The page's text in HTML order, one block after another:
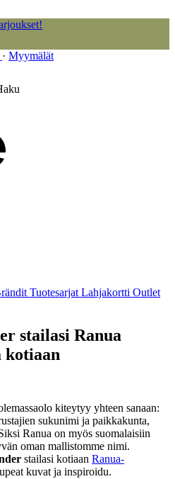
· Myymälät
Tuotesarjat Lahjakortti Outlet
stailasi Ranua
kotiaan
kiteytyy yhteen sanaan:
sukunimi ja paikkakunta,
Ranua on myös suomalaisiin
oman mallistomme nimi.
stailasi kotiaan Ranua-
kuvat ja inspiroidu.